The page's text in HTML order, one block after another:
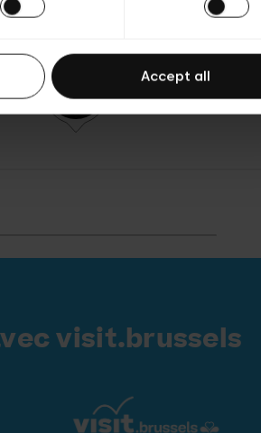
Accept all
visit.brussels